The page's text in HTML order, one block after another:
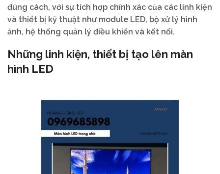
đúng cách, với sự tích hợp chính xác của các linh kiện
và thiết bị kỹ thuật như module LED, bộ xử lý hình
ảnh, hệ thống quản lý điều khiển và kết nối.
Những linh kiện, thiết bị tạo lên màn
hình LED